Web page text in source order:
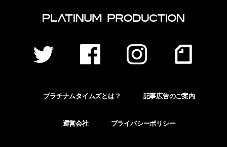
プラチナムタイムズとは？ 記事広告のご案内
運営会社 プライバシーポリシー